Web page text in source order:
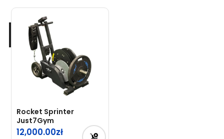
Rocket Sprinter
Just7Gym
12,000.00